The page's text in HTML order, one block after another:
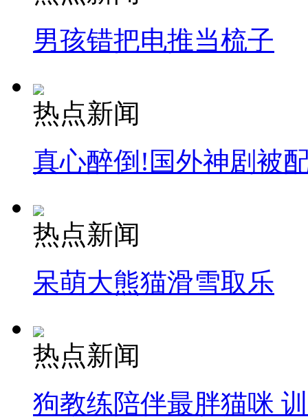
男孩错把电推当梳子
热点新闻
真心醉倒!国外神剧被
热点新闻
呆萌大熊猫滑雪取乐
热点新闻
狗教练陪伴最胖猫咪